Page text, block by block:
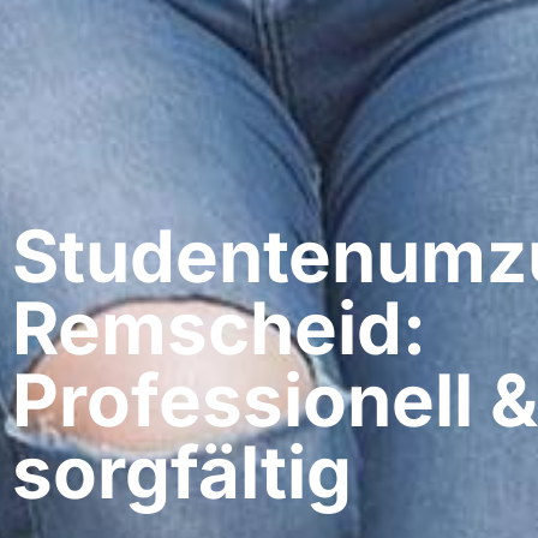
Remscheid:
Professionell &
sorgfältig